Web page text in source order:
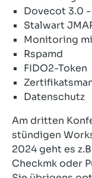
Dovecot 3.0
Stalwart
Monitoring
Rspamd
FIDO2-Token
Datenschutz
Am dritten
stündigen
2024 geht es
Checkmk oder